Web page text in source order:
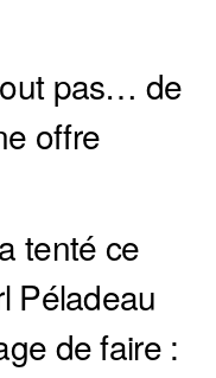
pas… de
offre
tenté ce
Péladeau
de faire :